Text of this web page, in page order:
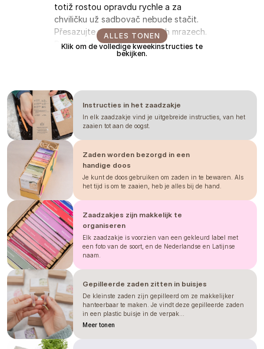
totiž rostou opravdu rychle a za
chviličku už sadbovač nebude stačit.
Přesazujte ven po posledních mrazech.
Doporučujeme oporu.
De verstrekte informatie is gebaseerd op onze
aan om te testen hoe de plant onder uw eigen
omstandigheden presteert. Beschouw dit niet als een
garantie.
ALLES TONEN
Klik om de volledige kweekinstructies te
bekijken.
Instructies in het zaadzakje
In elk zaadzakje vind je uitgebreide instructies, van het
zaaien tot aan de oogst.
Zaden worden bezorgd in een
handige doos
Je kunt de doos gebruiken om zaden in te bewaren. Als
het tijd is om te zaaien, heb je alles bij de hand.
Zaadzakjes zijn makkelijk te
organiseren
Elk zaadzakje is voorzien van een gekleurd label met
een foto van de soort, en de Nederlandse en Latijnse
naam.
Gepilleerde zaden zitten in buisjes
De kleinste zaden zijn gepilleerd om ze makkelijker
hanteerbaar te maken. Je vindt deze gepilleerde zaden
in een plastic buisje in de verpak...
Meer tonen